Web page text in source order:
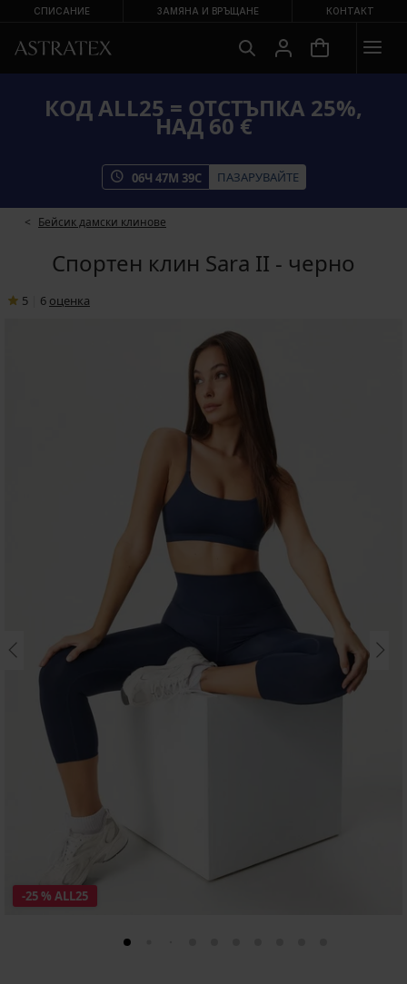
СПИСАНИЕ ЗАМЯНА И ВРЪЩАНЕ КОНТАКТ
КОД ALL25 = ОТСТЪПКА 25%,
НАД 60 €
06Ч 47М 38С ПАЗАРУВАЙТЕ
Бейсик дамски клинове
Спортен клин Sara II - черно
5 6 oценка
-25 % ALL25